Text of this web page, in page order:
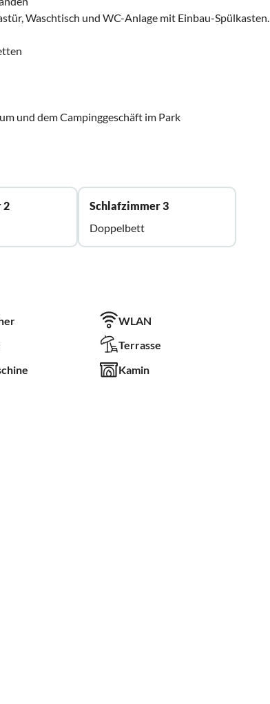
Waschtisch und WC-Anlage mit Einbau-Spülkasten.
und dem Campinggeschäft im Park
2
Schlafzimmer 3
Doppelbett
WLAN
Terrasse
Kamin